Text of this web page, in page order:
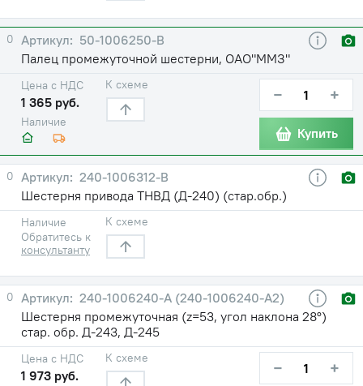
0
50-1006250-В
Палец промежуточной шестерни, ОАО"ММЗ"
Наличие
Цена с НДС
1 365 руб.
К схеме − +
Купить
0
240-1006312-В
Шестерня привода ТНВД (Д-240) (стар.обр.)
Наличие
Обратитесь к
консультанту
К схеме
0
240-1006240-А (240-1006240-А2)
Шестерня промежуточная (z=53, угол наклона 28°)
стар. обр. Д-243, Д-245
Цена с НДС
1 973 руб.
К схеме − +